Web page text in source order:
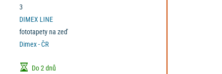
3
DIMEX LINE
fototapety na zeď
Dimex - ČR
Do 2 dnů